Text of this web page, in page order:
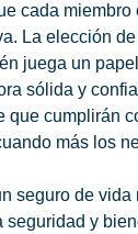
cada miembro
La elección
juega un
sólida y
que cumplirán
más los
seguro de vida
seguridad y